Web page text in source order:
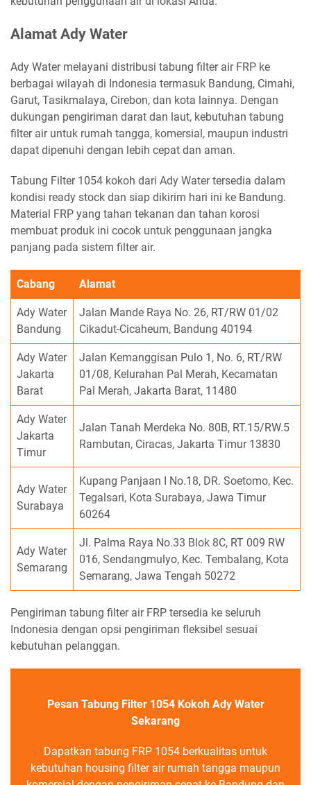
Alamat Ady Water
Ady Water melayani distribusi tabung filter air FRP ke
berbagai wilayah di Indonesia termasuk Bandung, Cimahi,
Garut, Tasikmalaya, Cirebon, dan kota lainnya. Dengan
dukungan pengiriman darat dan laut, kebutuhan tabung
filter air untuk rumah tangga, komersial, maupun industri
dapat dipenuhi dengan lebih cepat dan aman.
Tabung Filter 1054 kokoh dari Ady Water tersedia dalam
kondisi ready stock dan siap dikirim hari ini ke Bandung.
Material FRP yang tahan tekanan dan tahan korosi
membuat produk ini cocok untuk penggunaan jangka
panjang pada sistem filter air.
Cabang Alamat
Ady Water
Bandung
Jalan Mande Raya No. 26, RT/RW 01/02
Cikadut-Cicaheum, Bandung 40194
Ady Water
Jakarta
Barat
Jalan Kemanggisan Pulo 1, No. 6, RT/RW
01/08, Kelurahan Pal Merah, Kecamatan
Pal Merah, Jakarta Barat, 11480
Ady Water
Jakarta
Timur
Jalan Tanah Merdeka No. 80B, RT.15/RW.5
Rambutan, Ciracas, Jakarta Timur 13830
Ady Water
Surabaya
Kupang Panjaan I No.18, DR. Soetomo, Kec.
Tegalsari, Kota Surabaya, Jawa Timur
60264
Ady Water
Semarang
Jl. Palma Raya No.33 Blok 8C, RT 009 RW
016, Sendangmulyo, Kec. Tembalang, Kota
Semarang, Jawa Tengah 50272
Pengiriman tabung filter air FRP tersedia ke seluruh
Indonesia dengan opsi pengiriman fleksibel sesuai
kebutuhan pelanggan.
Pesan Tabung Filter 1054 Kokoh Ady Water
Sekarang
Dapatkan tabung FRP 1054 berkualitas untuk
kebutuhan housing filter air rumah tangga maupun